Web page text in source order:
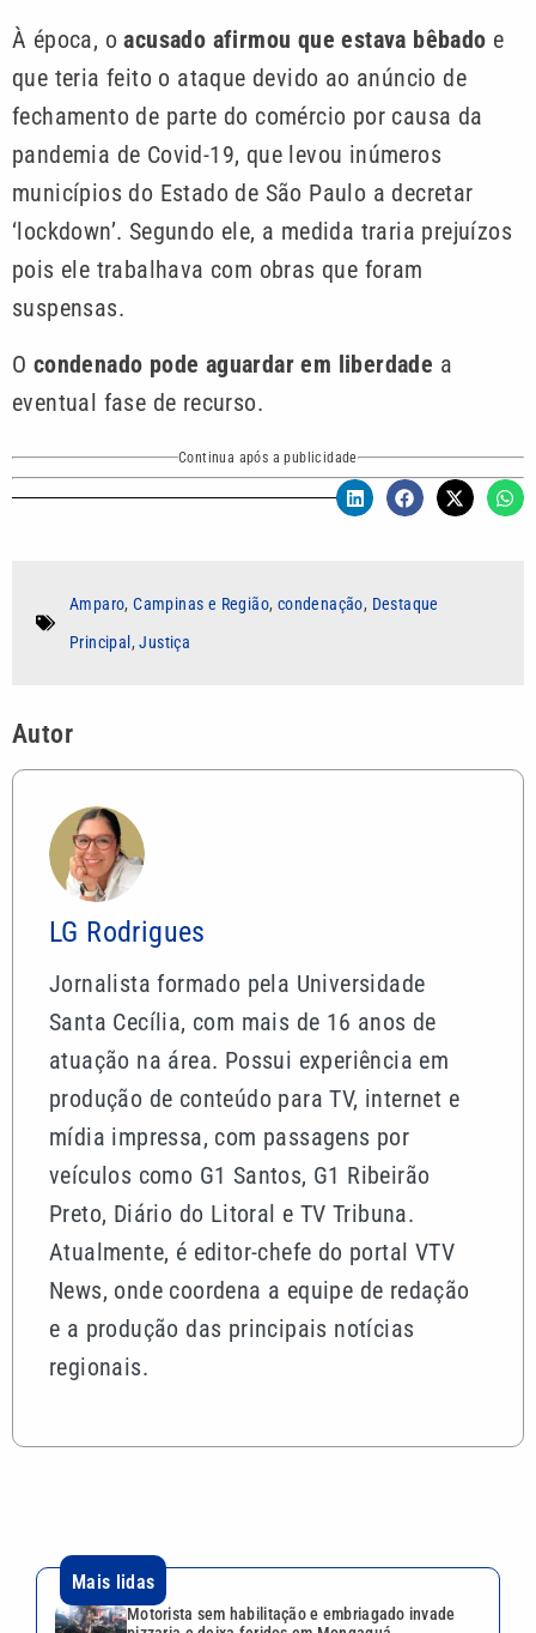
À época, oacusado afirmou que estava bêbado e
que teria feito o ataque devido ao anúncio de
fechamento de parte do comércio por causa da
pandemia de Covid-19, que levou inúmeros
municípios do Estado de São Paulo a decretar
‘lockdown’. Segundo ele, a medida traria prejuízos
pois ele trabalhava com obras que foram
suspensas.
O condenado pode aguardar em liberdade a
eventual fase de recurso.
Continua após a publicidade
Amparo,Campinas e Região, condenação, Destaque
Principal ,Justiça
Autor
LG Rodrigues
Jornalista formado pela Universidade
Santa Cecília, com mais de 16 anos de
atuação na área. Possui experiência em
produção de conteúdo para TV, internet e
mídia impressa, com passagens por
veículos como G1 Santos, G1 Ribeirão
Preto, Diário do Litoral e TV Tribuna.
Atualmente, é editor-chefe do portal VTV
News, onde coordena a equipe de redação
e a produção das principais notícias
regionais.
Mais lidas
Motorista sem habilitação e embriagado invade